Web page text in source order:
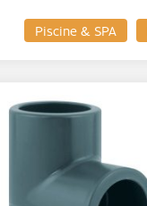
Piscine & SPA